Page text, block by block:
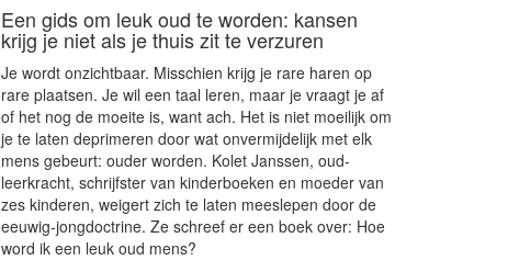
Een gids om leuk oud te worden: kansen
krijg je niet als je thuis zit te verzuren
Je wordt onzichtbaar. Misschien krijg je rare haren op
rare plaatsen. Je wil een taal leren, maar je vraagt je af
of het nog de moeite is, want ach. Het is niet moeilijk om
je te laten deprimeren door wat onvermijdelijk met elk
mens gebeurt: ouder worden. Kolet Janssen, oud-
leerkracht, schrijfster van kinderboeken en moeder van
zes kinderen, weigert zich te laten meeslepen door de
eeuwig-jongdoctrine. Ze schreef er een boek over: Hoe
word ik een leuk oud mens?